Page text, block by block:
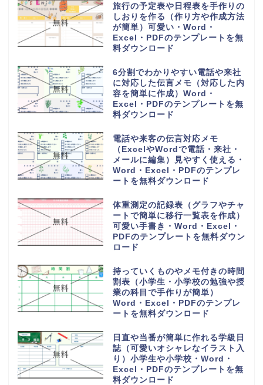
旅行の予定表や日程表を手作りの
しおりを作る（作り方や作成方法
が簡単）可愛い・Word・
Excel・PDFのテンプレートを無
料ダウンロード
6分割でわかりやすい電話や来社
に対応した伝言メモ（対応した内
容を簡単に作成）Word・
Excel・PDFのテンプレートを無
料ダウンロード
電話や来客の伝言対応メモ
（ExcelやWordで電話・来社・
メールに編集）見やすく使える・
Word・Excel・PDFのテンプレ
ートを無料ダウンロード
体重測定の記録表（グラフやチャ
ートで簡単に移行一覧表を作成）
可愛い手書き・Word・Excel・
PDFのテンプレートを無料ダウン
ロード
持っていくものやメモ付きの時間
割表（小学生・小学校の勉強や授
業の科目で手作りが簡単）
Word・Excel・PDFのテンプレ
ートを無料ダウンロード
日直や当番が簡単に作れる学級日
誌（可愛いオシャレなイラスト入
り）小学生や小学校・Word・
Excel・PDFのテンプレートを無
料ダウンロード